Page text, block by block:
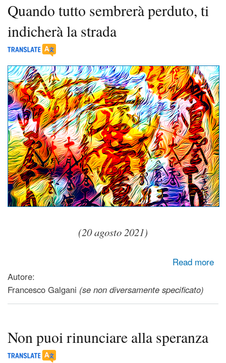
Quando tutto sembrerà perduto, ti
indicherà la strada
(20 agosto 2021)
Read more
about Quando tutto sembrerà perduto, ti indicherà la strada
Autore:
Francesco Galgani (se non diversamente specificato)
Non puoi rinunciare alla speranza